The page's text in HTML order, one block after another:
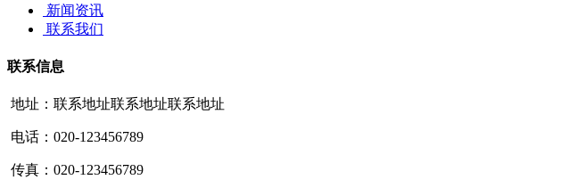
新闻资讯
联系我们
联系信息
地址：联系地址联系地址联系地址
电话：020-123456789
传真：020-123456789